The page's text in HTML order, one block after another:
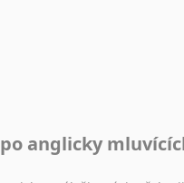
anglicky